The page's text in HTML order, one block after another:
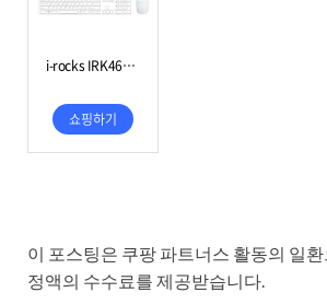
이 포스팅은 쿠팡 파트너스 활동의 일
정액의 수수료를 제공받습니다.